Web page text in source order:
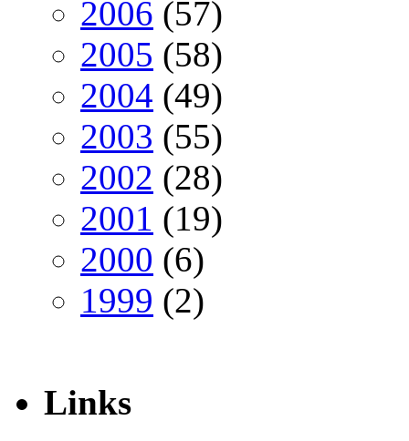
2006 (57)
2005 (58)
2004 (49)
2003 (55)
2002 (28)
2001 (19)
2000 (6)
1999 (2)
Links